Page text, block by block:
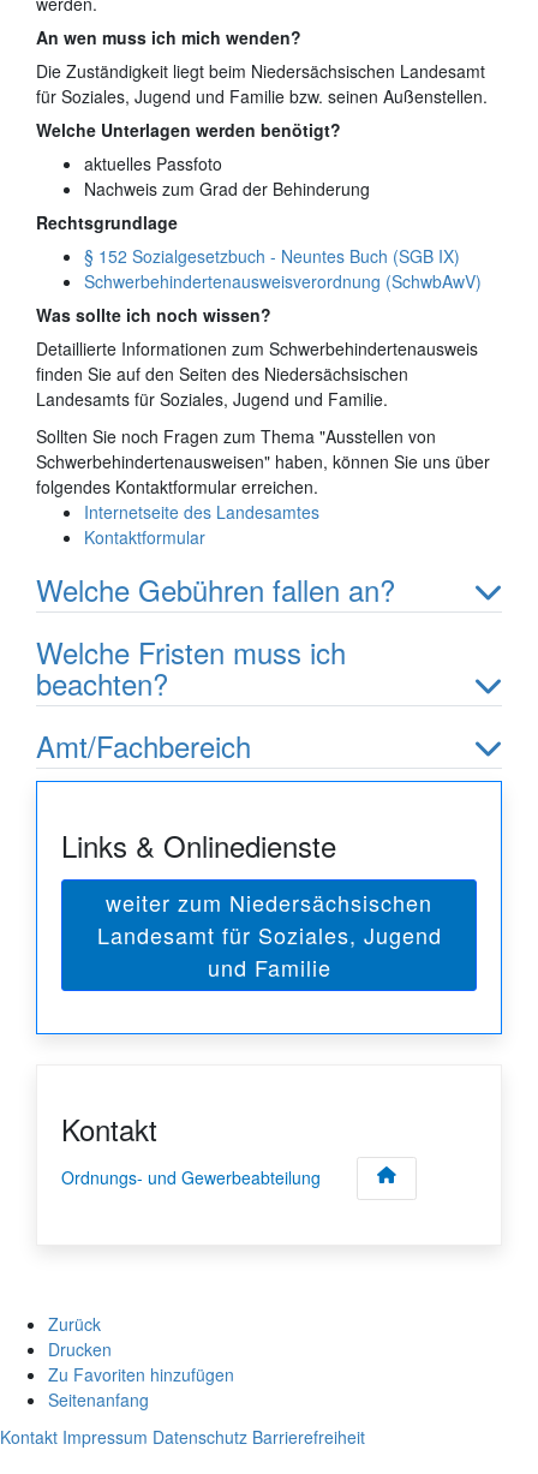
An wen muss ich mich wenden?
Die Zuständigkeit liegt beim Niedersächsischen Landesamt
für Soziales, Jugend und Familie bzw. seinen Außenstellen.
Welche Unterlagen werden benötigt?
aktuelles Passfoto
Nachweis zum Grad der Behinderung
Rechtsgrundlage
§ 152 Sozialgesetzbuch - Neuntes Buch (SGB IX)
Schwerbehindertenausweisverordnung (SchwbAwV)
Was sollte ich noch wissen?
Detaillierte Informationen zum Schwerbehindertenausweis
finden Sie auf den Seiten des Niedersächsischen
Landesamts für Soziales, Jugend und Familie.
Sollten Sie noch Fragen zum Thema "Ausstellen von
Schwerbehindertenausweisen" haben, können Sie uns über
folgendes Kontaktformular erreichen.
Internetseite des Landesamtes
Kontaktformular
Welche Gebühren fallen an?
Welche Fristen muss ich
beachten?
Amt/Fachbereich
Links & Onlinedienste
weiter zum Niedersächsischen
Landesamt für Soziales, Jugend
und Familie
Kontakt
Ordnungs- und Gewerbeabteilung
Zurück
Drucken
Zu Favoriten hinzufügen
Seitenanfang
Kontakt Impressum Datenschutz Barrierefreiheit